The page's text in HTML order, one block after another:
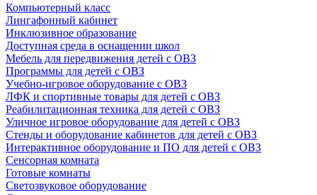
Компьютерный класс
Лингафонный кабинет
Инклюзивное образование
Доступная среда в оснащении школ
Мебель для передвижения детей с ОВЗ
Программы для детей с ОВЗ
Учебно-игровое оборудование с ОВЗ
ЛФК и спортивные товары для детей с ОВЗ
Реабилитационная техника для детей с ОВЗ
Уличное игровое оборудование для детей с ОВЗ
Стенды и оборудование кабинетов для детей с ОВЗ
Интерактивное оборудование и ПО для детей с ОВЗ
Сенсорная комната
Готовые комнаты
Светозвуковое оборудование